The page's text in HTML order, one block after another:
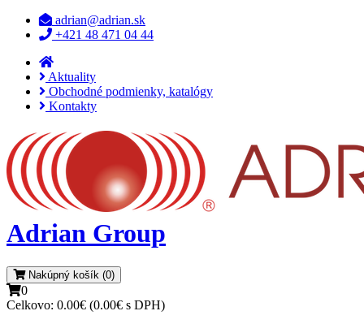
adrian@adrian.sk
+421 48 471 04 44
Aktuality
Obchodné podmienky, katalógy
Kontakty
Adrian Group
Nakúpný košík (0)
0
Celkovo: 0.00€ (0.00€ s DPH)